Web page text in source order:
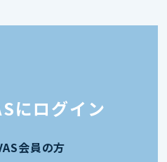
にログイン
会員の方